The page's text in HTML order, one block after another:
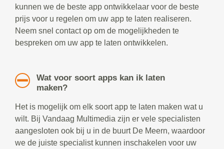
kunnen we de beste app ontwikkelaar voor de beste
prijs voor u regelen om uw app te laten realiseren.
Neem snel contact op om de mogelijkheden te
bespreken om uw app te laten ontwikkelen.
Wat voor soort apps kan ik laten
maken?
Het is mogelijk om elk soort app te laten maken wat u
wilt. Bij Vandaag Multimedia zijn er vele specialisten
aangesloten ook bij u in de buurt De Meern, waardoor
we de juiste specialist kunnen inschakelen voor uw